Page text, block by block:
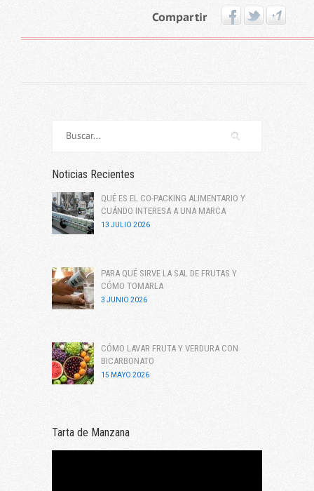
Compartir
Noticias Recientes
QUÉ ES EL CO-PACKING ALIMENTARIO Y
CUÁNDO INTERESA A UNA MARCA
13 JULIO 2026
PARA QUÉ SIRVE LA SAL DE FRUTAS Y
CÓMO TOMARLA
3 JUNIO 2026
CÓMO LAVAR FRUTA Y VERDURA CON
BICARBONATO
15 MAYO 2026
Tarta de Manzana